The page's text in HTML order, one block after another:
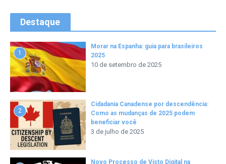
Destaque
1
Morar na Espanha: guia para brasileiros
2025
10 de setembro de 2025
2
Cidadania Canadense por descendência:
Como as mudanças de 2025 podem
beneficiar você
3 de julho de 2025
Novo Processo de Visto Digital na